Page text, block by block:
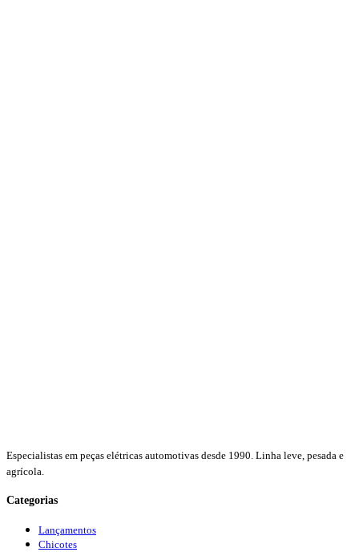
Especialistas em peças elétricas automotivas desde 1990. Linha leve, pesada e
agrícola.
Categorias
Lançamentos
Chicotes